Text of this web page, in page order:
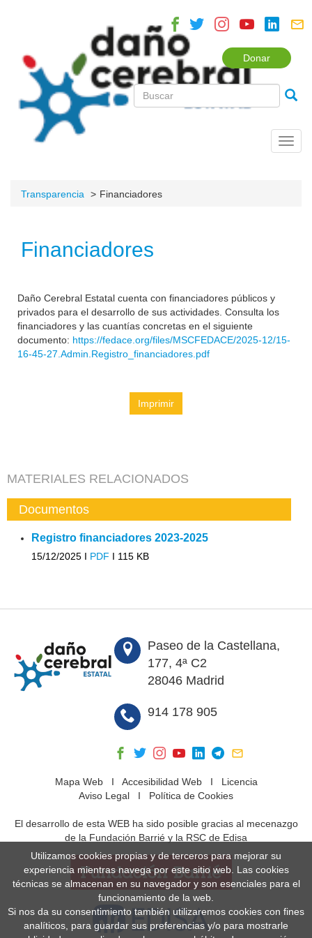
Donar
Transparencia Financiadores
Financiadores
Daño Cerebral Estatal cuenta con financiadores públicos y
privados para el desarrollo de sus actividades. Consulta los
financiadores y las cuantías concretas en el siguiente
documento: https://fedace.org/files/MSCFEDACE/2025-12/15-
16-45-27.Admin.Registro_financiadores.pdf
Imprimir
MATERIALES RELACIONADOS
Documentos
Registro financiadores 2023-2025
15/12/2025 I PDF I 115 KB
Paseo de la Castellana,
177, 4ª C2
28046 Madrid
914 178 905
Mapa WebI Accesibilidad WebI Licencia
Aviso Legal I Política de Cookies
El desarrollo de esta WEB ha sido posible gracias al mecenazgo
de la Fundación Barrié y la RSC de Edisa
Utilizamos cookies propias y de terceros para mejorar su
experiencia mientras navega por este sitio web. Las cookies
técnicas se almacenan en su navegador y son esenciales para el
funcionamiento de la web.
Si nos da su consentimiento también utilizaremos cookies con fines
analíticos, para guardar sus preferencias y/o para mostrarle